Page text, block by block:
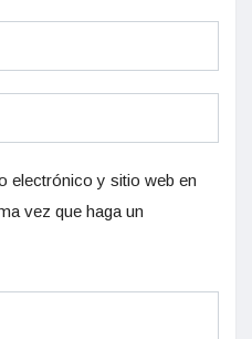
electrónico y sitio web en
vez que haga un